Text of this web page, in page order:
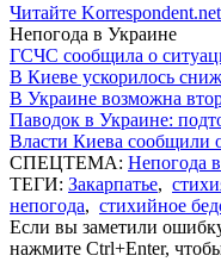
Читайте
Непогода в Украине
ГСЧС сообщила о
В Киеве ускорилось
В Украине возможна
Паводок в Украине:
Власти Киева сообщили
СПЕЦТЕМА: Непогода
ТЕГИ: Закарпатье,
непогода, стихийное
Если вы заметили
нажмите Ctrl+Enter,